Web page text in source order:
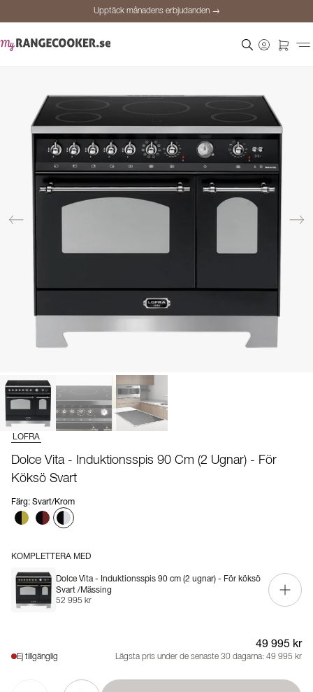
Upptäck månadens erbjudanden →
Personlig rådgivning
Upptäck månadens erbjudanden →
LOFRA
Dolce Vita - Induktionsspis 90 Cm (2 Ugnar) - För
Köksö Svart
Färg: Svart/Krom
KOMPLETTERA MED
Dolce Vita - Induktionsspis 90 cm (2 ugnar) - För köksö
Svart /Mässing
52 995 kr
Ej tillgänglig
49 995 kr
Lägsta pris under de senaste 30 dagarna: 49 995 kr